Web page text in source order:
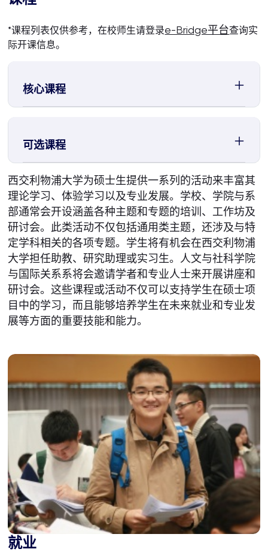
*课程列表仅供参考，在校师生请登录e-Bridge平台查询实
际开课信息。
核心课程
可选课程
西交利物浦大学为硕士生提供一系列的活动来丰富其
理论学习、体验学习以及专业发展。学校、学院与系
部通常会开设涵盖各种主题和专题的培训、工作坊及
研讨会。此类活动不仅包括通用类主题，还涉及与特
定学科相关的各项专题。学生将有机会在西交利物浦
大学担任助教、研究助理或实习生。人文与社科学院
与国际关系系将会邀请学者和专业人士来开展讲座和
研讨会。这些课程或活动不仅可以支持学生在硕士项
目中的学习，而且能够培养学生在未来就业和专业发
展等方面的重要技能和能力。
就业